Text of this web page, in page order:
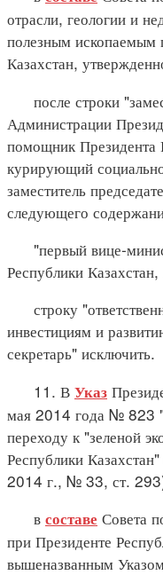
отрасли, геологии и
полезным ископаемым
Казахстан,
после строки
Администрации
помощник Президента
курирующий
заместитель
следующего
"первый вице-
Республики Казахстан,
строку
инвестициям и
секретарь" исключить.
11. В Указ
мая 2014 года № 823
переходу к "зеленой
Республики
2014 г., № 33, ст.
в составе Совета
при Президенте
вышеназванным